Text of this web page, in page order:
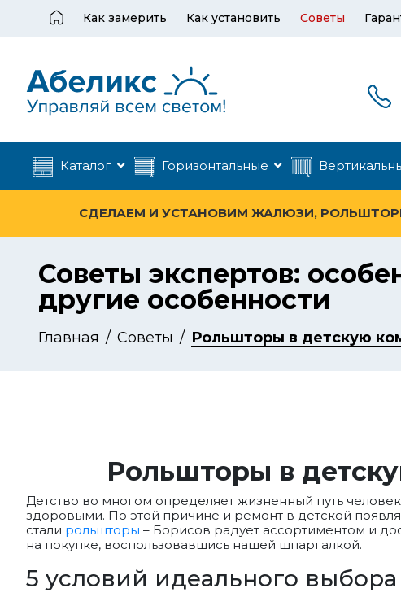
Как замерить Как установить Советы
Каталог Горизонтальные
СДЕЛАЕМ И УСТАНОВИМ ЖАЛЮЗИ,
Советы экспертов:
другие особенности
Главная Советы Рольшторы в детскую
Рольшторы в
Детство во многом определяет жизненный путь
здоровыми. По этой причине и ремонт в детской
стали рольшторы – Борисов радует ассортиментом и
на покупке, воспользовавшись нашей шпаргалкой.
5 условий идеального